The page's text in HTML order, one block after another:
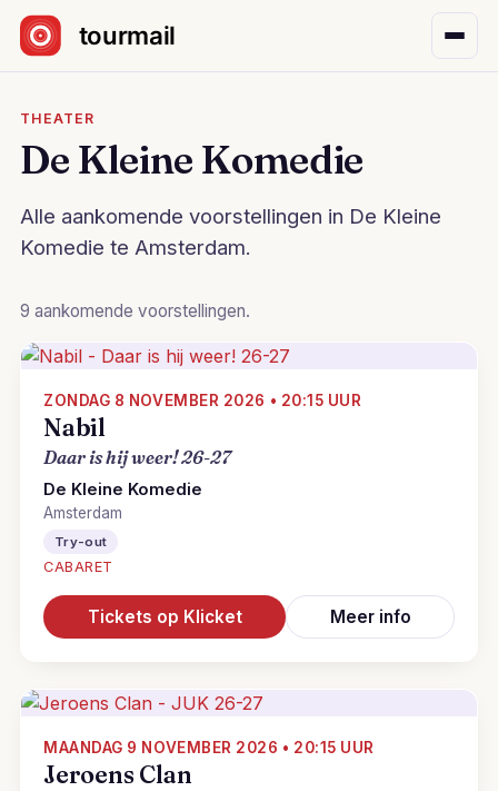
Sla navigatie over
THEATER
De Kleine Komedie
Alle aankomende voorstellingen in De Kleine
Komedie te Amsterdam.
9 aankomende voorstellingen.
ZONDAG 8 NOVEMBER 2026 • 20:15 UUR
Nabil
Daar is hij weer! 26-27
De Kleine Komedie
Amsterdam
Try-out
CABARET
Tickets op Klicket Meer info
MAANDAG 9 NOVEMBER 2026 • 20:15 UUR
Jeroens Clan